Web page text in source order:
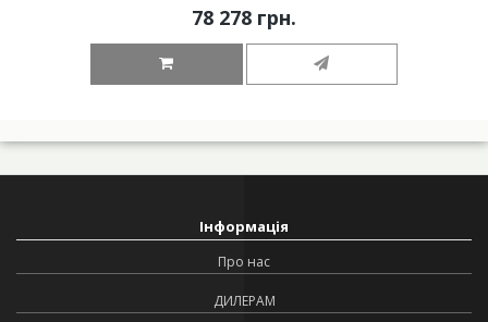
78 278 грн.
Інформація
Про нас
ДИЛЕРАМ